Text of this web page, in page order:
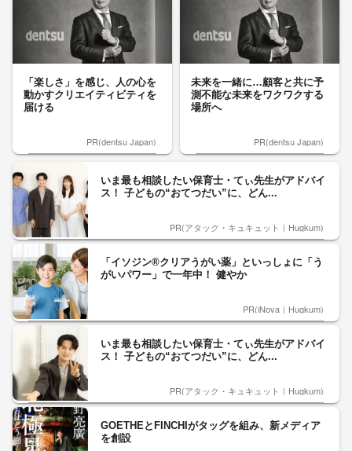
「楽しさ」を感じ、人の心を
動かすクリエイティビティを
届ける
PR(dentsu Japan)
未来を一緒に…顧客と共に予
測不能な未来をワクワクする
場所へ
PR(dentsu Japan)
いま最も相談したい保育士・てぃ先生がアドバイ
ス！ 子どもの“おてつだい”に、どん...
PR(アタック・キュキュット｜Hugkum)
「イソジン®クリアうがい薬」といっしょに「う
がいパワー」で一年中！ 健やか
PR(iNova｜Hugkum)
いま最も相談したい保育士・てぃ先生がアドバイ
ス！ 子どもの“おてつだい”に、どん...
PR(アタック・キュキュット｜Hugkum)
GOETHEとFINCHIがタッグを組み、新メディア
を創設